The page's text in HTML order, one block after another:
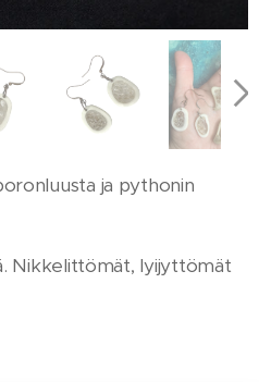
ja pythonin
Nikkelittömät, lyijyttömät